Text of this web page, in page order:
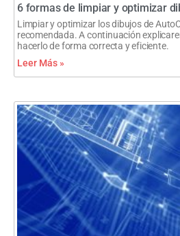
6 formas de limpiar y optimizar
Limpiar y optimizar los dibujos de
recomendada. A continuación
hacerlo de forma correcta y eficiente.
Leer Más »